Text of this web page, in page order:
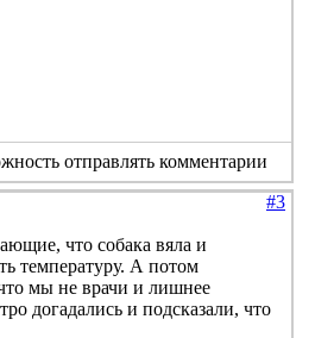
отправлять комментарии
#3
что собака вяла и
температуру. А потом
мы не врачи и лишнее
догадались и подсказали, что